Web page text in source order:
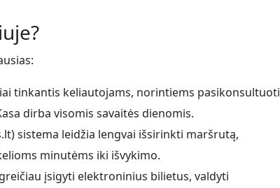
tinkantis keliautojams, norintiems pasikonsultuoti
dirba visomis savaitės dienomis.
sistema leidžia lengvai išsirinkti maršrutą,
minutėms iki išvykimo.
įsigyti elektroninius bilietus, valdyti